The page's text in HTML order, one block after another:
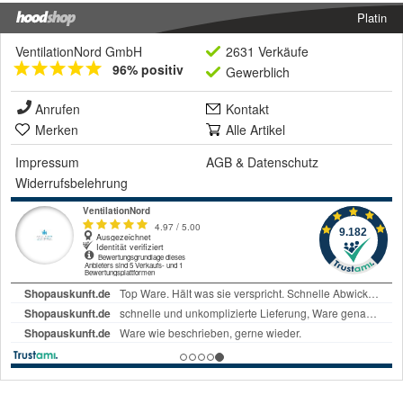
Platin
VentilationNord GmbH
96% positiv
2631 Verkäufe
Gewerblich
Anrufen
Kontakt
Merken
Alle Artikel
Impressum
AGB & Datenschutz
Widerrufsbelehrung